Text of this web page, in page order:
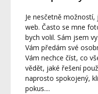
Je nesčetně
web. Často se mne
bych volil. Sám jsem
Vám předám své
Vám nechce číst, co
vědět, jaké řešení
naprosto spokojený,
pokus....